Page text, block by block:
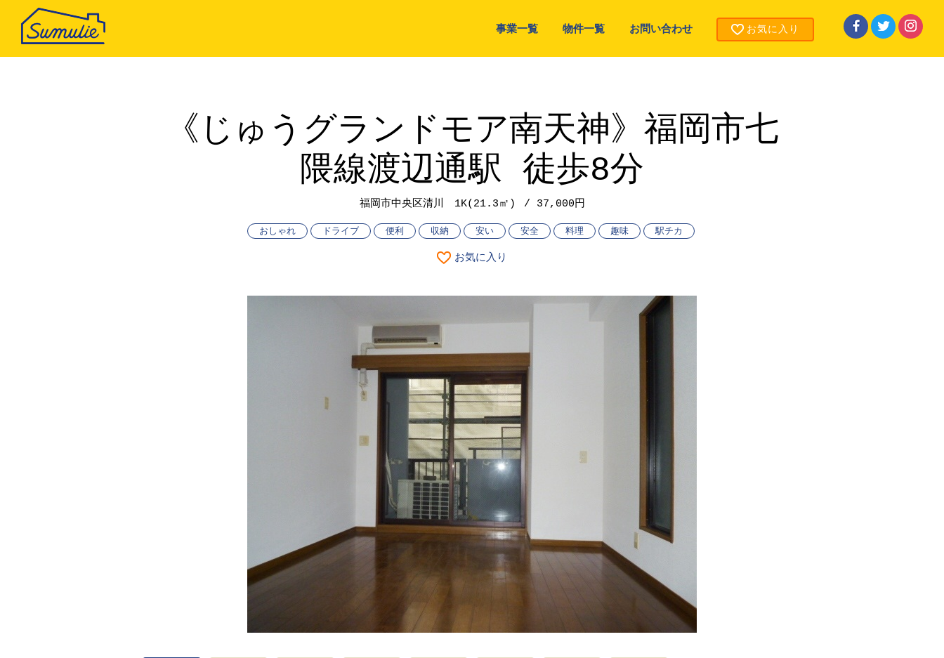
事業一覧 物件一覧 お問い合わせ お気に入り
《じゅうグランドモア南天神》福岡市七
隈線渡辺通駅 徒歩8分
福岡市中央区清川 1K(21.3㎡) 37,000円
おしゃれ ドライブ 便利 収納 安い 安全 料理 趣味 駅チカ
お気に入り